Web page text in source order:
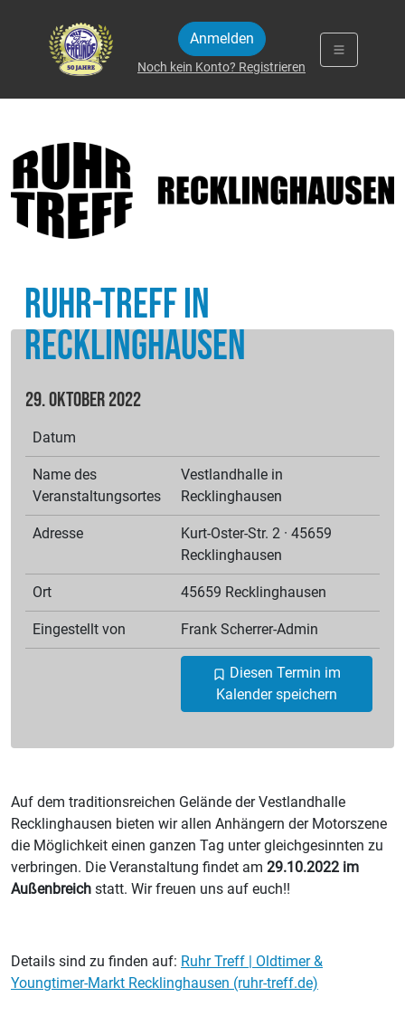
Anmelden
Noch kein Konto? Registrieren
Ruhr-Treff in
Recklinghausen
29. Oktober 2022
Datum
Name des
Veranstaltungsortes
Vestlandhalle in
Recklinghausen
Adresse
Kurt-Oster-Str. 2 · 45659
Recklinghausen
Ort 45659 Recklinghausen
Eingestellt von Frank Scherrer-Admin
Diesen Termin im
Kalender speichern
Auf dem traditionsreichen Gelände der Vestlandhalle
Recklinghausen bieten wir allen Anhängern der Motorszene
die Möglichkeit einen ganzen Tag unter gleichgesinnten zu
verbringen. Die Veranstaltung findet am 29.10.2022 im
Außenbreich statt. Wir freuen uns auf euch!!
Details sind zu finden auf: Ruhr Treff | Oldtimer &
Youngtimer-Markt Recklinghausen (ruhr-treff.de)